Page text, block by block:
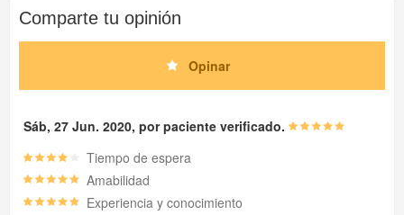
Comparte tu opinión
Opinar
Sáb, 27 Jun. 2020, por paciente verificado.
Tiempo de espera
Amabilidad
Experiencia y conocimiento